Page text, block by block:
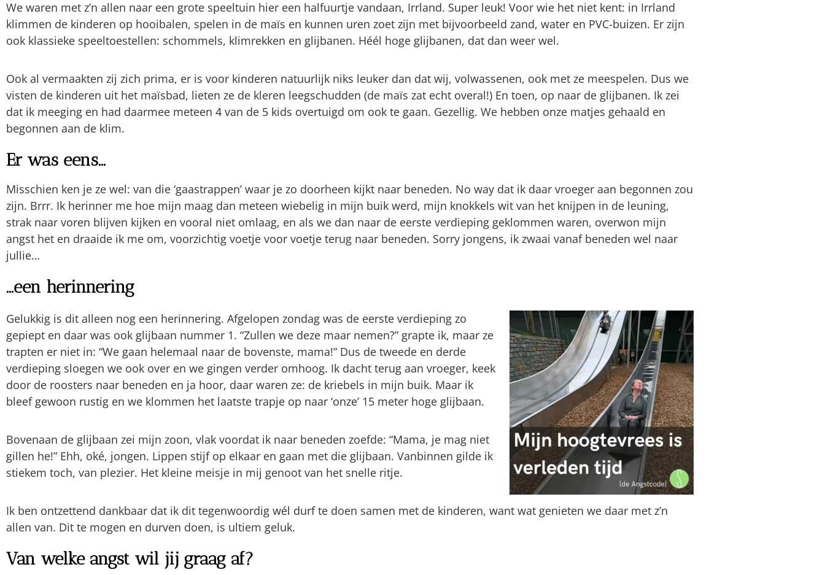
We waren met z’n allen naar een grote speeltuin hier een halfuurtje vandaan, Irrland. Super leuk! Voor wie het niet kent: in Irrland
klimmen de kinderen op hooibalen, spelen in de maïs en kunnen uren zoet zijn met bijvoorbeeld zand, water en PVC-buizen. Er zijn
ook klassieke speeltoestellen: schommels, klimrekken en glijbanen. Héél hoge glijbanen, dat dan weer wel.
Ook al vermaakten zij zich prima, er is voor kinderen natuurlijk niks leuker dan dat wij, volwassenen, ook met ze meespelen. Dus we
visten de kinderen uit het maïsbad, lieten ze de kleren leegschudden (de maïs zat echt overal!) En toen, op naar de glijbanen. Ik zei
dat ik meeging en had daarmee meteen 4 van de 5 kids overtuigd om ook te gaan. Gezellig. We hebben onze matjes gehaald en
begonnen aan de klim.
Er was eens...
Misschien ken je ze wel: van die ‘gaastrappen’ waar je zo doorheen kijkt naar beneden. No way dat ik daar vroeger aan begonnen zou
zijn. Brrr. Ik herinner me hoe mijn maag dan meteen wiebelig in mijn buik werd, mijn knokkels wit van het knijpen in de leuning,
strak naar voren blijven kijken en vooral niet omlaag, en als we dan naar de eerste verdieping geklommen waren, overwon mijn
angst het en draaide ik me om, voorzichtig voetje voor voetje terug naar beneden. Sorry jongens, ik zwaai vanaf beneden wel naar
jullie…
...een herinnering
Gelukkig is dit alleen nog een herinnering. Afgelopen zondag was de eerste verdieping zo
gepiept en daar was ook glijbaan nummer 1. “Zullen we deze maar nemen?” grapte ik, maar ze
trapten er niet in: “We gaan helemaal naar de bovenste, mama!” Dus de tweede en derde
verdieping sloegen we ook over en we gingen verder omhoog. Ik dacht terug aan vroeger, keek
door de roosters naar beneden en ja hoor, daar waren ze: de kriebels in mijn buik. Maar ik
bleef gewoon rustig en we klommen het laatste trapje op naar ‘onze’ 15 meter hoge glijbaan.
Bovenaan de glijbaan zei mijn zoon, vlak voordat ik naar beneden zoefde: “Mama, je mag niet
gillen he!” Ehh, oké, jongen. Lippen stijf op elkaar en gaan met die glijbaan. Vanbinnen gilde ik
stiekem toch, van plezier. Het kleine meisje in mij genoot van het snelle ritje.
Ik ben ontzettend dankbaar dat ik dit tegenwoordig wél durf te doen samen met de kinderen, want wat genieten we daar met z’n
allen van. Dit te mogen en durven doen, is ultiem geluk.
Van welke angst wil jij graag af?